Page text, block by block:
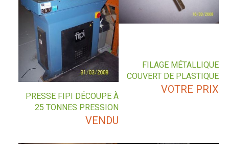
FILAGE MÉTALLIQUE
COUVERT DE PLASTIQUE
VOTRE PRIX
PRESSE FIPI DÉCOUPE À
25 TONNES PRESSION
VENDU